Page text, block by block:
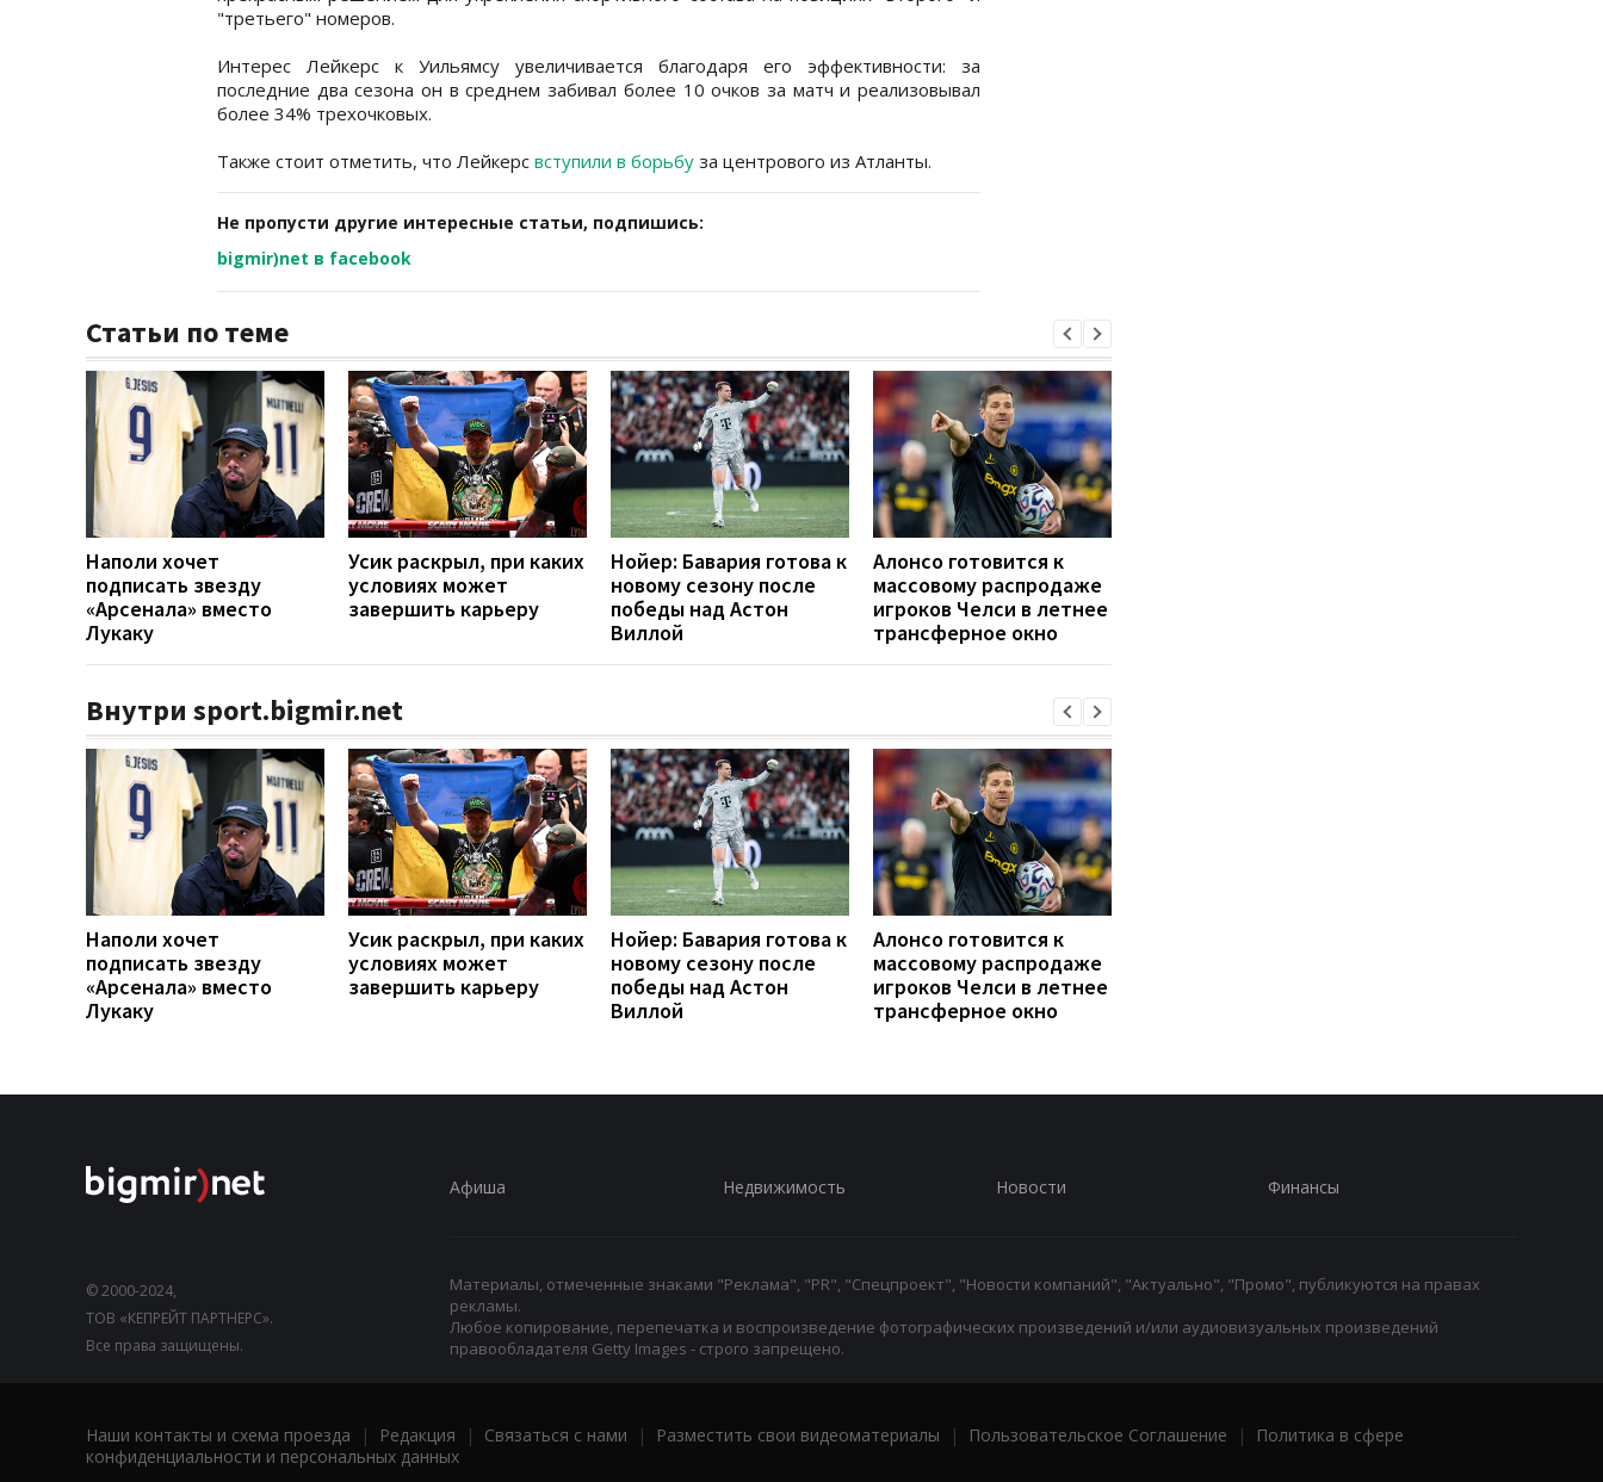
"третьего" номеров.
Интерес Лейкерс к Уильямсу увеличивается благодаря его эффективности: за
последние два сезона он в среднем забивал более 10 очков за матч и реализовывал
более 34% трехочковых.
Также стоит отметить, что Лейкерс вступили в борьбу за центрового из Атланты.
Не пропусти другие интересные статьи, подпишись:
bigmir)net в facebook
Статьи по теме
Наполи хочет
подписать звезду
«Арсенала» вместо
Лукаку
Усик раскрыл, при каких
условиях может
завершить карьеру
Нойер: Бавария готова к
новому сезону после
победы над Астон
Виллой
Алонсо готовится к
массовому распродаже
игроков Челси в летнее
трансферное окно
Внутри sport.bigmir.net
Наполи хочет
подписать звезду
«Арсенала» вместо
Лукаку
Усик раскрыл, при каких
условиях может
завершить карьеру
Нойер: Бавария готова к
новому сезону после
победы над Астон
Виллой
Алонсо готовится к
массовому распродаже
игроков Челси в летнее
трансферное окно
© 2000-2024,
ТОВ «КЕПРЕЙТ ПАРТНЕРС».
Все права защищены.
Афиша Недвижимость Новости Финансы
Материалы, отмеченные знаками "Реклама", "PR", "Спецпроект", "Новости компаний", "Актуально", "Промо", публикуются на правах
рекламы.
Любое копирование, перепечатка и воспроизведение фотографических произведений и/или аудиовизуальных произведений
правообладателя Getty Images - строго запрещено.
Наши контакты и схема проезда | Редакция | Связаться с нами | Разместить свои видеоматериалы | Пользовательское Соглашение |
Политика в сфере
конфиденциальности и персональных данных